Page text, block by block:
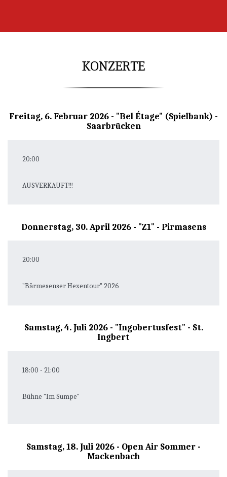
KONZERTE
Freitag, 6. Februar 2026 - "Bel Étage" (Spielbank) -
Saarbrücken
20:00
AUSVERKAUFT!!!
Donnerstag, 30. April 2026 - "Z1" - Pirmasens
20:00
"Bärmesenser Hexentour" 2026
Samstag, 4. Juli 2026 - "Ingobertusfest" - St.
Ingbert
18:00 -21:00
Bühne "Im Sumpe"
Samstag, 18. Juli 2026 - Open Air Sommer -
Mackenbach